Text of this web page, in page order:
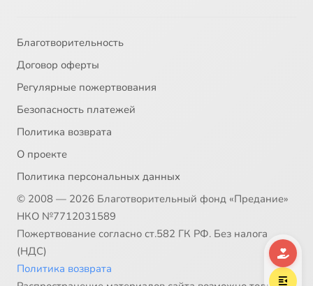
Благотворительность
Договор оферты
Регулярные пожертвования
Безопасность платежей
Политика возврата
О проекте
Политика персональных данных
© 2008 — 2026 Благотворительный фонд «Предание»
НКО №7712031589
Пожертвование согласно ст.582 ГК РФ. Без налога
(НДС)
Политика возврата